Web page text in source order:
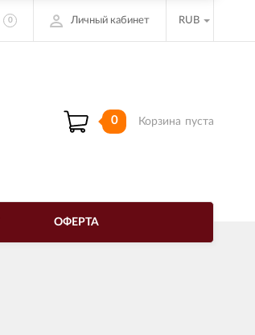
0 Личный кабинет RUB
0 Корзина пуста
ОФЕРТА